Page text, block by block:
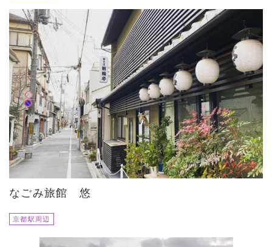
なごみ旅館 悠
京都駅周辺